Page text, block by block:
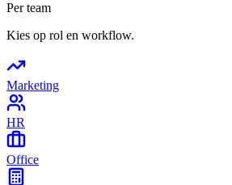
Per team
Kies op rol en workflow.
Marketing
HR
Office